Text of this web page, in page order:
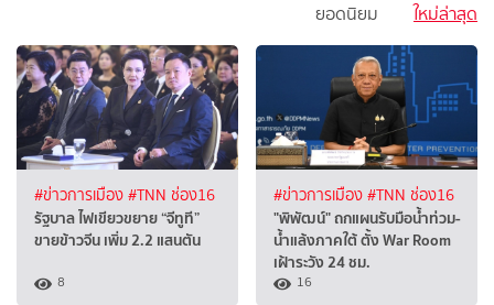
ใหม่ล่าสุด
ยอดนิยม
#ข่าวการเมือง#TNN ช่อง16
รัฐบาล ไฟเขียวขยาย “จีทูที”
ขายข้าวจีน เพิ่ม 2.2 แสนตัน
8
#ข่าวการเมือง#TNN ช่อง16
"พิพัฒน์" ถกแผนรับมือน้ำท่วม-
น้ำแล้งภาคใต้ ตั้ง War Room
เฝ้าระวัง 24 ชม.
16